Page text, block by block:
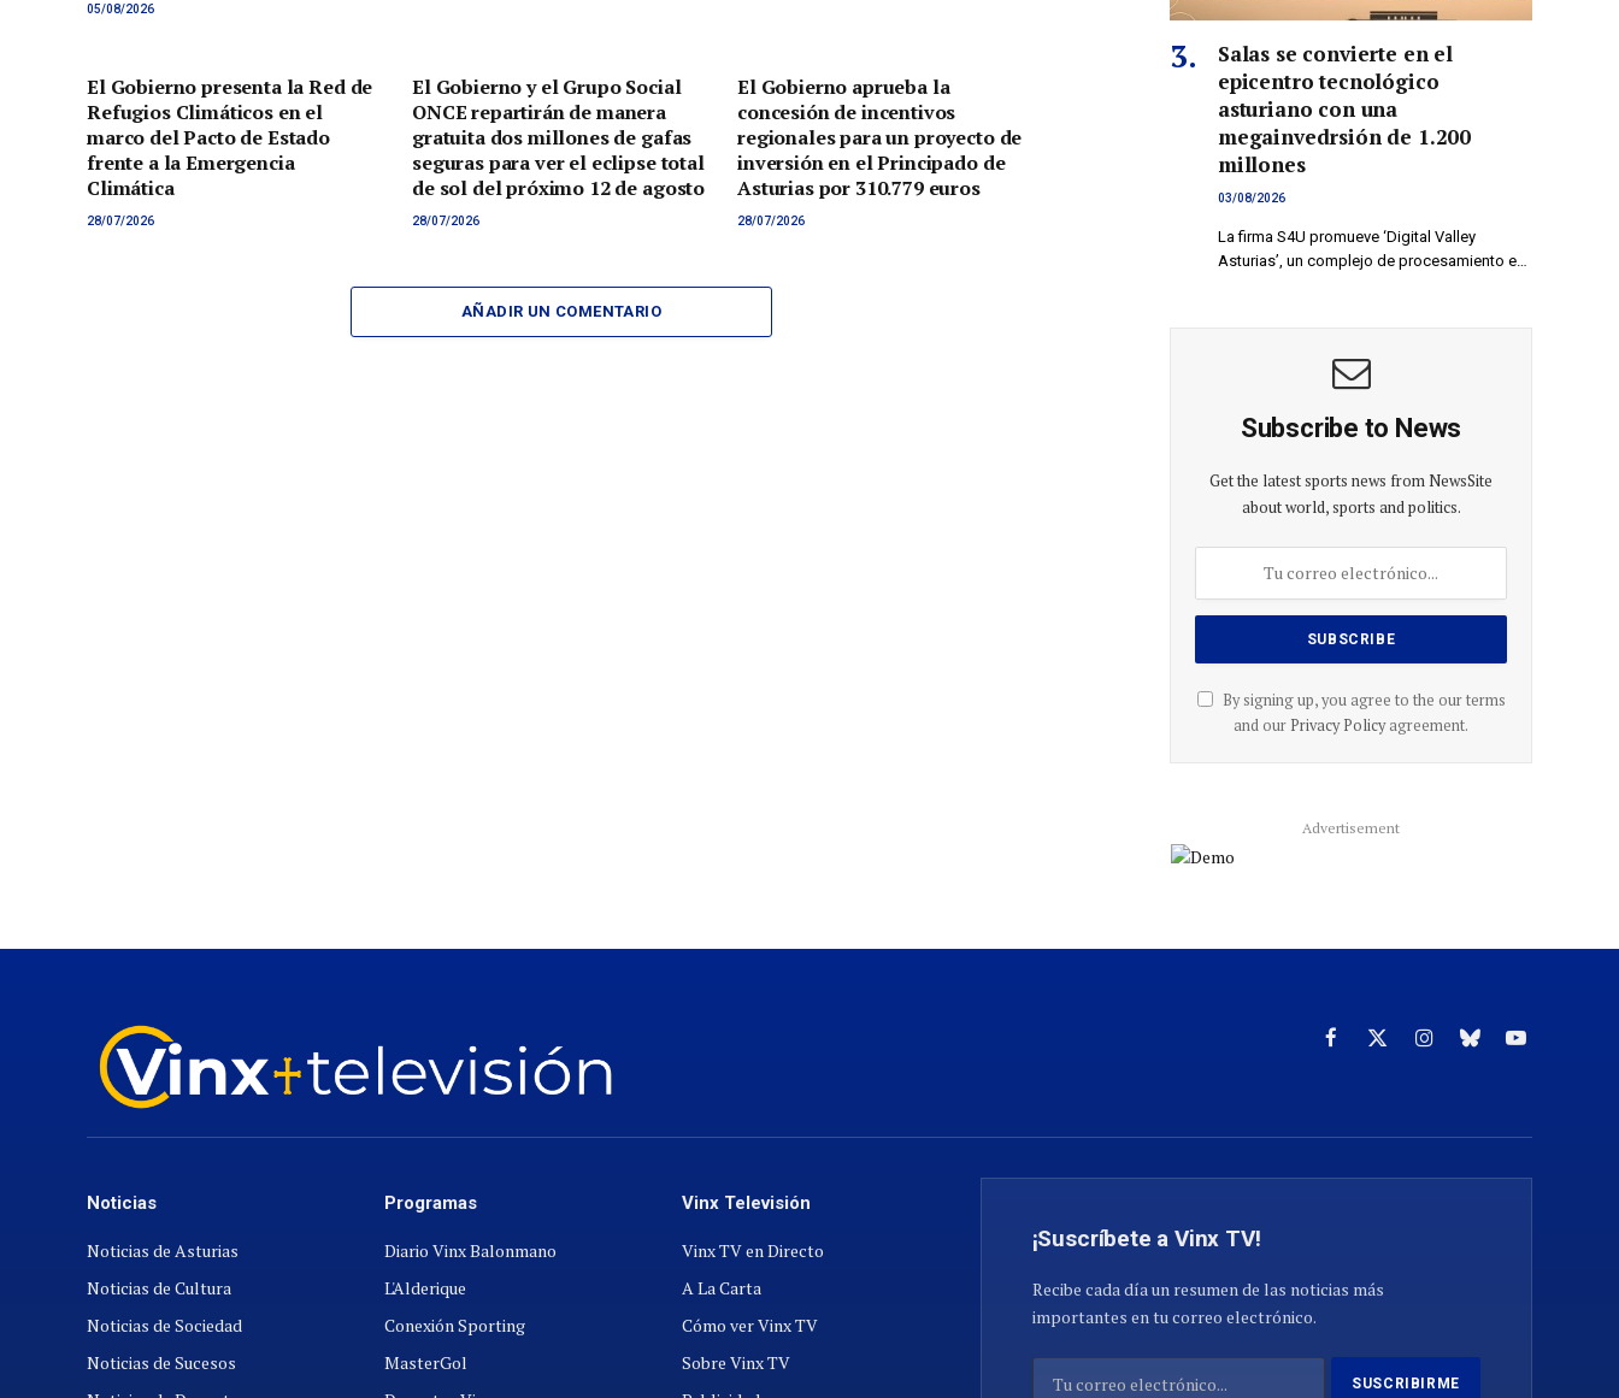
05/08/2026
El Gobierno presenta la Red de
Refugios Climáticos en el
marco del Pacto de Estado
frente a la Emergencia
Climática
28/07/2026
El Gobierno y el Grupo Social
ONCE repartirán de manera
gratuita dos millones de gafas
seguras para ver el eclipse total
de sol del próximo 12 de agosto
28/07/2026
El Gobierno aprueba la
concesión de incentivos
regionales para un proyecto de
inversión en el Principado de
Asturias por 310.779 euros
28/07/2026
AÑADIR UN COMENTARIO
Salas se convierte en el
epicentro tecnológico
asturiano con una
megainvedrsión de 1.200
millones
03/08/2026
La firma S4U promueve ‘Digital Valley
Asturias’, un complejo de procesamiento e…
Subscribe to News
Get the latest sports news from NewsSite
about world, sports and politics.
By signing up, you agree to the our terms
and our Privacy Policyagreement.
Advertisement
Facebook
X
Instagram
Cielo YouTube
Noticias
Noticias de Asturias
Noticias de Cultura
Noticias de Sociedad
Noticias de Sucesos
Programas
Diario Vinx Balonmano
L'Alderique
Conexión Sporting
MasterGol
Vinx Televisión
Vinx TV en Directo
A La Carta
Cómo ver Vinx TV
Sobre Vinx TV
¡Suscríbete a Vinx TV!
Recibe cada día un resumen de las noticias más
importantes en tu correo electrónico.